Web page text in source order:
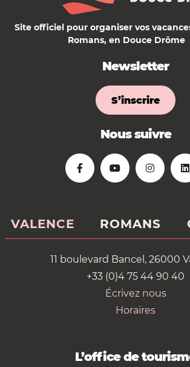
Site officiel pour organiser vos
Romans, en Douce Drôme
Newsletter
S’inscrire
Nous suivre
VALENCE ROMANS
11 boulevard Bancel, 26000
+33 (0)4 75 44 90 40
Écrivez nous
Horaires
L’office de